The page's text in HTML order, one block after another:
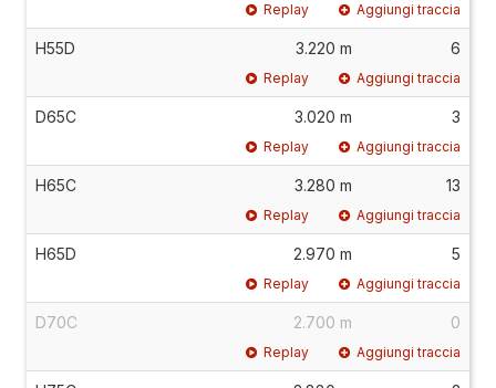
Replay Aggiungi traccia
H55D 3.220 m 6
Replay Aggiungi traccia
D65C 3.020 m 3
Replay Aggiungi traccia
H65C 3.280 m 13
Replay Aggiungi traccia
H65D 2.970 m 5
Replay Aggiungi traccia
D70C 2.700 m 0
Replay Aggiungi traccia